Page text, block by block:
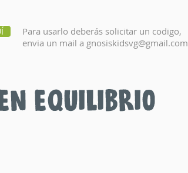
Para usarlo deberás solicitar un codigo,
envia un mail a gnosiskidsvg@gmail.com